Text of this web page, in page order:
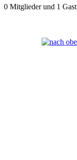
0 Mitglieder und 1